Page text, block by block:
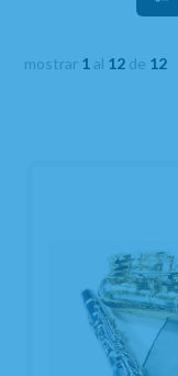
mostrar 1al 12 de 12